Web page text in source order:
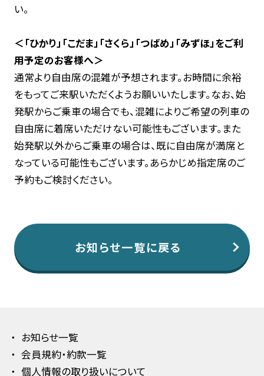
い。
＜ 「ひかり」「こだま」「さくら」「つばめ」「みずほ」をご利
用予定のお客様へ＞
通常より自由席の混雑が予想されます。お時間に余裕
をもってご来駅いただくようお願いいたします。なお、始
発駅からご乗車の場合でも、混雑によりご希望の列車の
自由席に着席いただけない可能性もございます。また
始発駅以外からご乗車の場合は、既に自由席が満席と
なっている可能性もございます。あらかじめ指定席のご
予約もご検討ください。
お知らせ一覧に戻る
お知らせ一覧
会員規約・約款一覧
個人情報の取り扱いについて